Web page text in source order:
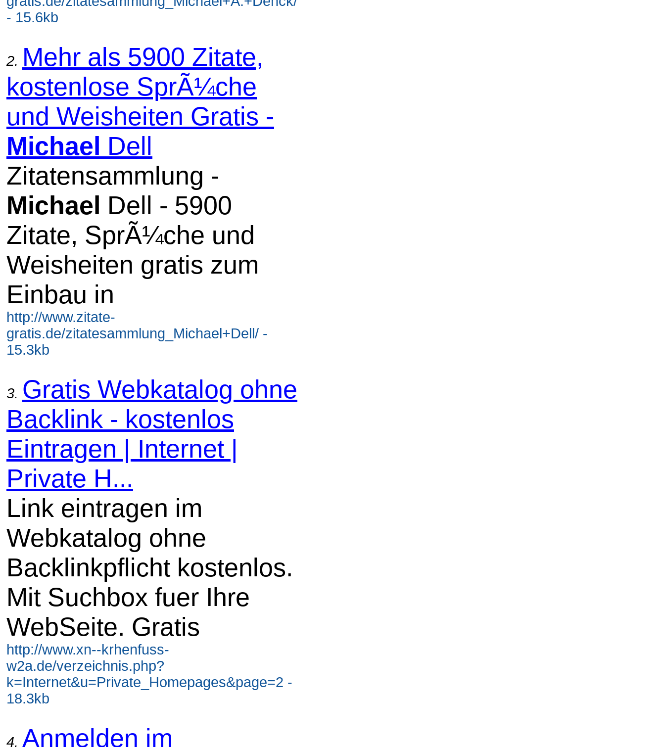
- 15.6kb
2. Mehr als 5900 Zitate,
kostenlose SprÃ¼che
und Weisheiten Gratis -
Michael Dell
Zitatensammlung -
Michael Dell - 5900
Zitate, SprÃ¼che und
Weisheiten gratis zum
Einbau in
http://www.zitate-
gratis.de/zitatesammlung_Michael+Dell/ -
15.3kb
3. Gratis Webkatalog ohne
Backlink - kostenlos
Eintragen | Internet |
Private H...
Link eintragen im
Webkatalog ohne
Backlinkpflicht kostenlos.
Mit Suchbox fuer Ihre
WebSeite. Gratis
http://www.xn--krhenfuss-
w2a.de/verzeichnis.php?
k=Internet&u=Private_Homepages&page=2 -
18.3kb
4. Anmelden im